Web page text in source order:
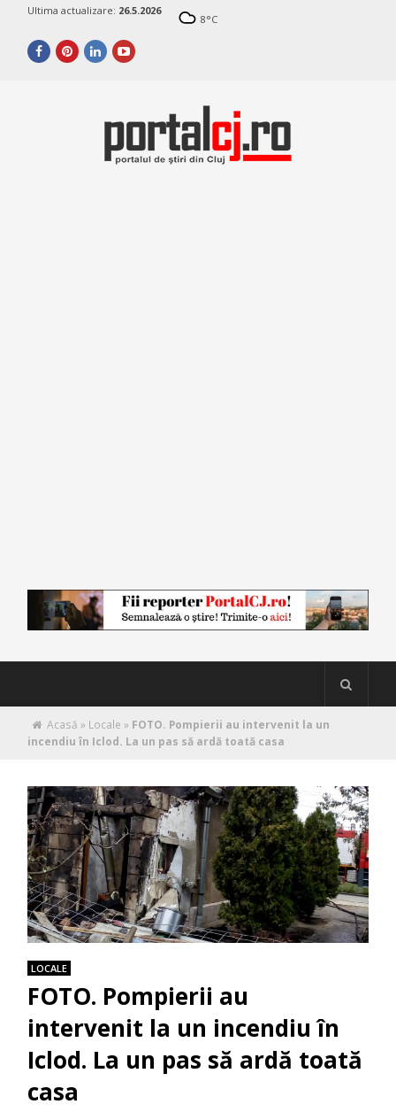
Ultima actualizare: 26.5.2026
8°C
Acasă » Locale » FOTO. Pompierii au intervenit la un
incendiu în Iclod. La un pas să ardă toată casa
LOCALE
FOTO. Pompierii au
intervenit la un incendiu în
Iclod. La un pas să ardă toată
casa